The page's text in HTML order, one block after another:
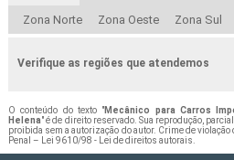
Zona Norte Zona Oeste Zona Sul
Verifique as regiões que atendemos
O conteúdo do texto "Mecânico para Carros
Helena" é de direito reservado. Sua reprodução,
proibida sem a autorização do autor. Crime de
Penal – Lei 9610/98 - Lei de direitos autorais.